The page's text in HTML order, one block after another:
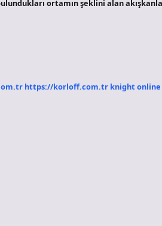
ortamın şeklini alan
https://korloff.com.tr knight online